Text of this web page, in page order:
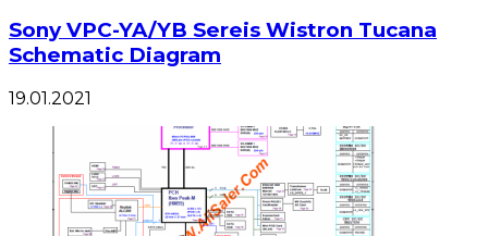
Sony VPC-YA/YB Sereis Wistron Tucana
Schematic Diagram
19.01.2021